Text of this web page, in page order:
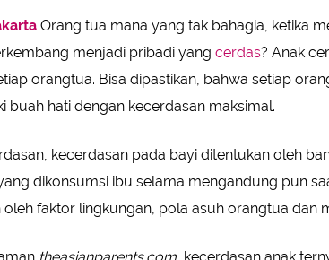
dan Hindari Asap Rokok
Tinggi Asam Folat
yang Berbahaya
Orang tua mana yang tak bahagia, ketika
menjadi pribadi yang cerdas? Anak
orangtua. Bisa dipastikan, bahwa setiap
buah hati dengan kecerdasan maksimal.
kecerdasan pada bayi ditentukan oleh
dikonsumsi ibu selama mengandung pun
faktor lingkungan, pola asuh orangtua dan
theasianparents.com, kecerdasan anak